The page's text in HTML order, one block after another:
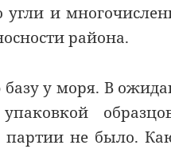
и
района.
базу у моря. В
партии не было.